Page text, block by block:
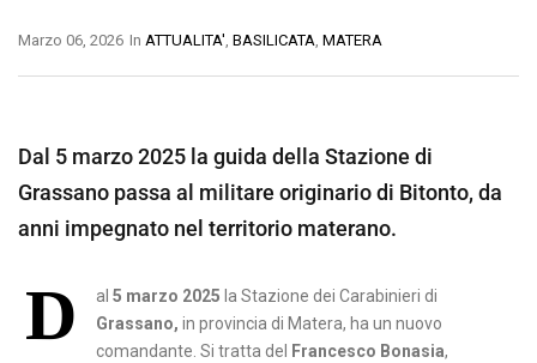
In ATTUALITA', BASILICATA, MATERA
Marzo 06, 2026
Dal 5 marzo 2025 la guida della Stazione di
Grassano passa al militare originario di Bitonto, da
anni impegnato nel territorio materano.
D al 5 marzo 2025 la Stazione dei Carabinieri di
Grassano, in provincia di Matera, ha un nuovo
comandante. Si tratta del
Francesco Bonasia,